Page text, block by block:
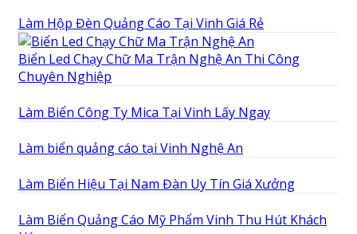
Làm Hộp Đèn Quảng Cáo Tại Vinh Giá Rẻ
Biển Led Chạy Chữ Ma Trận Nghệ An Thi Công
Chuyên Nghiệp
Làm Biển Công Ty Mica Tại Vinh Lấy Ngay
Làm biển quảng cáo tại Vinh Nghệ An
Làm Biển Hiệu Tại Nam Đàn Uy Tín Giá Xưởng
Làm Biển Quảng Cáo Mỹ Phẩm Vinh Thu Hút Khách